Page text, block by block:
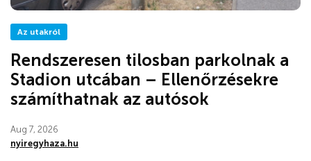
Az utakról
Rendszeresen tilosban parkolnak a
Stadion utcában – Ellenőrzésekre
számíthatnak az autósok
Aug 7, 2026
nyiregyhaza.hu